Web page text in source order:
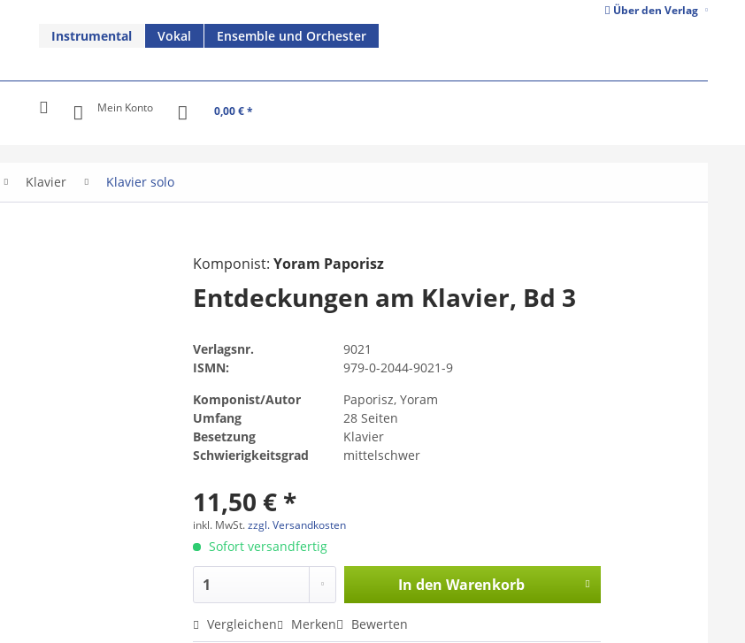
Über den Verlag
Instrumental Vokal Ensemble und Orchester
Mein Konto 0,00 € *
Klavier Klavier solo
Komponist:Yoram Paporisz
Entdeckungen am Klavier, Bd 3
Verlagsnr.
9021
ISMN:
979-0-2044-9021-9
Komponist/Autor
Paporisz, Yoram
Umfang
28 Seiten
Besetzung
Klavier
Schwierigkeitsgrad
mittelschwer
11,50 € *
inkl. MwSt.zzgl. Versandkosten
Sofort versandfertig
In den Warenkorb
Vergleichen Merken Bewerten